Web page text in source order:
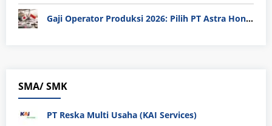
Gaji Operator Produksi 2026: Pilih PT Astra Honda Motor (AHM) atau Manufaktur di Jepang?
SMA/ SMK
PT Reska Multi Usaha (KAI Services)